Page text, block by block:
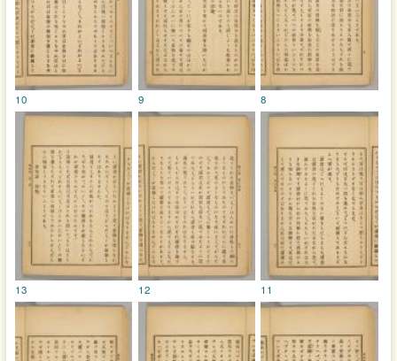
8
9
10
11
12
13